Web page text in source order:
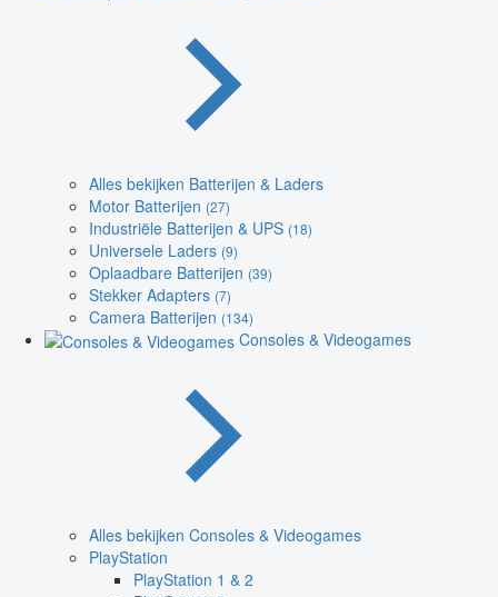
Alles bekijken Batterijen & Laders
Motor Batterijen (27)
Industriële Batterijen & UPS (18)
Universele Laders (9)
Oplaadbare Batterijen (39)
Stekker Adapters (7)
Camera Batterijen (134)
Consoles & Videogames
Alles bekijken Consoles & Videogames
PlayStation
PlayStation 1 & 2